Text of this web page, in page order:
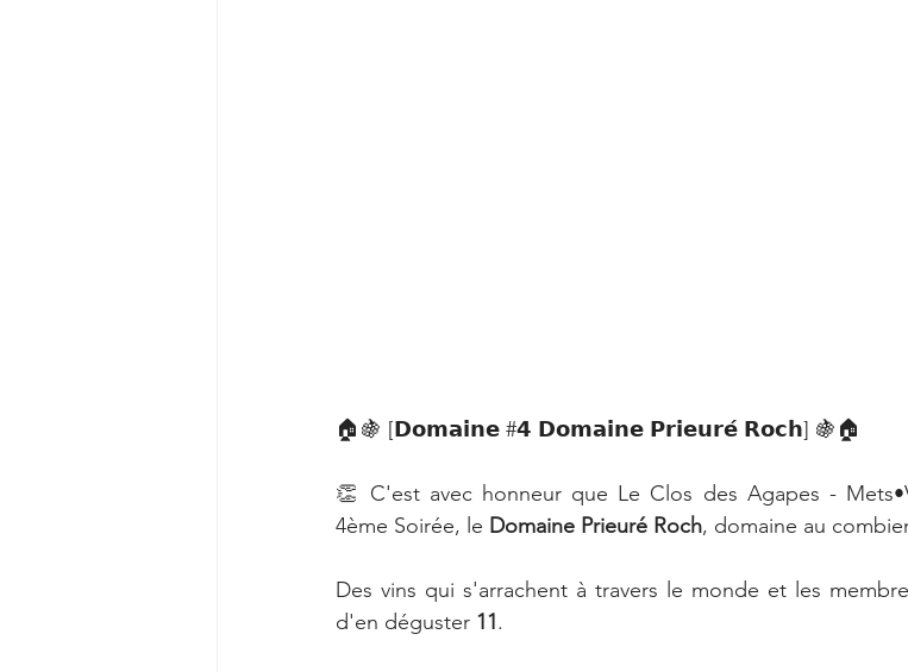
🏠🍇 [𝗗𝗼𝗺𝗮𝗶𝗻𝗲 #𝟰 𝗗𝗼𝗺𝗮𝗶𝗻𝗲 𝗣𝗿𝗶𝗲𝘂𝗿𝗲́ 𝗥𝗼𝗰𝗵] 🍇🏠
👏 C'est avec honneur que Le Clos des Agapes -
4ème Soirée, le Domaine Prieuré Roch, domaine au
Des vins qui s'arrachent à travers le monde et les
d'en déguster 11.